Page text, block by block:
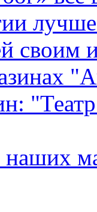
своим